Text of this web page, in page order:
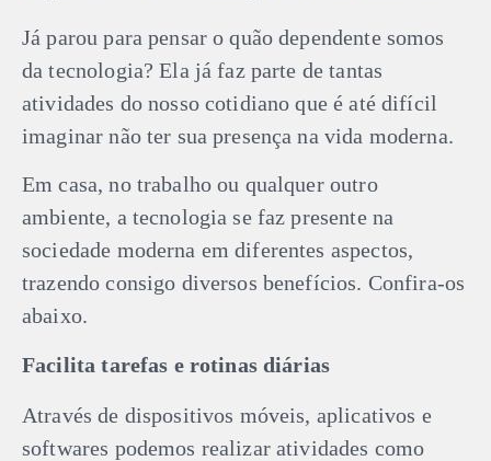
Já parou para pensar o quão dependente somos
da tecnologia? Ela já faz parte de tantas
atividades do nosso cotidiano que é até difícil
imaginar não ter sua presença na vida moderna.
Em casa, no trabalho ou qualquer outro
ambiente, a tecnologia se faz presente na
sociedade moderna em diferentes aspectos,
trazendo consigo diversos benefícios. Confira-os
abaixo.
Facilita tarefas e rotinas diárias
Através de dispositivos móveis, aplicativos e
softwares podemos realizar atividades como